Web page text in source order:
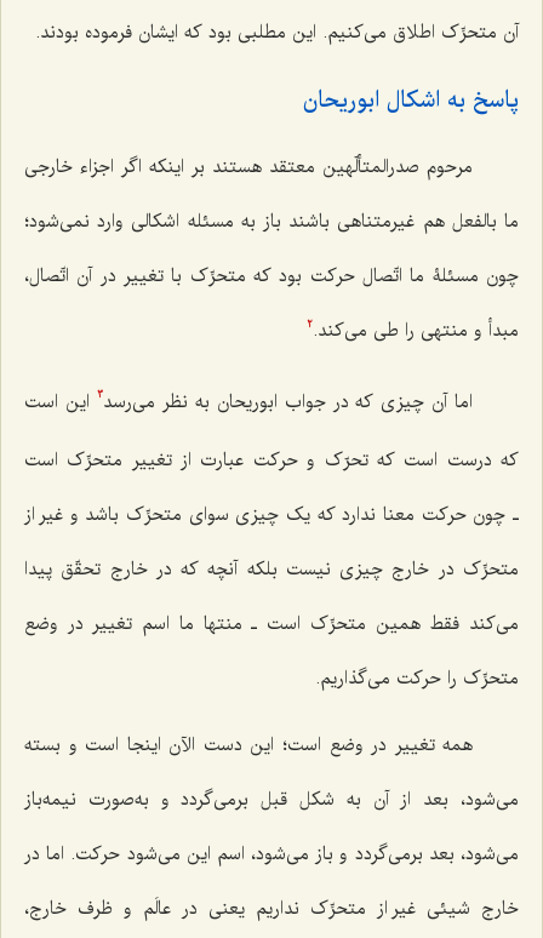
آن متحرِّک اطلاق می‌کنیم. این مطلبی بود که ایشان فرموده بودند.
پاسخ به اشکال ابوریحان
مرحوم صدرالمتألّهین معتقد هستند بر اینکه اگر اجزاء خارجی
ما بالفعل هم غیرمتناهی باشند باز به مسئله اشکالی وارد نمی‌شود؛
چون مسئلۀ ما اتّصال حرکت بود که متحرِّک با تغییر در آن اتّصال،
مبدأ و منتهی را طی می‌کند.2
اما آن چیزی که در جواب ابوریحان به نظر می‌رسد3
این است
که درست است که تحرّک و حرکت عبارت از تغییر متحرِّک است
ـ چون حرکت معنا ندارد که یک چیزی سوای متحرِّک باشد و غیر از
متحرِّک در خارج چیزی نیست بلکه آنچه که در خارج تحقّق پیدا
می‌کند فقط همین متحرِّک است ـ منتها ما اسم تغییر در وضع
متحرِّک را حرکت می‌گذاریم.
همه تغییر در وضع است؛ این دست الآن اینجا است و بسته
می‌شود، بعد از آن به شکل قبل برمی‌گردد و به‌صورت نیمه‌باز
می‌شود، بعد برمی‌گردد و باز می‌شود، اسم این می‌شود حرکت. اما در
خارج شیئی غیر از متحرِّک نداریم یعنی در عالَم و ظرف خارج،